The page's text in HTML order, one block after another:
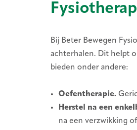
Bij Beter Bewegen
achterhalen. Dit helpt
bieden onder andere:
Oefentherapie.
Herstel na een
na een verzwikking